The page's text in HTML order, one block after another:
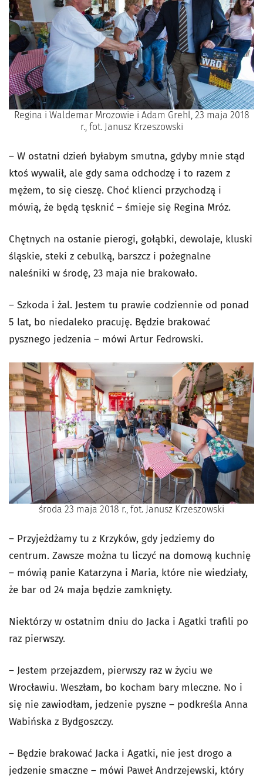
Regina i Waldemar Mrozowie i Adam Grehl, 23 maja 2018
r., fot. Janusz Krzeszowski
– W ostatni dzień byłabym smutna, gdyby mnie stąd
ktoś wywalił, ale gdy sama odchodzę i to razem z
mężem, to się cieszę. Choć klienci przychodzą i
mówią, że będą tęsknić – śmieje się Regina Mróz.
Chętnych na ostanie pierogi, gołąbki, dewolaje, kluski
śląskie, steki z cebulką, barszcz i pożegnalne
naleśniki w środę, 23 maja nie brakowało.
– Szkoda i żal. Jestem tu prawie codziennie od ponad
5 lat, bo niedaleko pracuję. Będzie brakować
pysznego jedzenia – mówi Artur Fedrowski.
środa 23 maja 2018 r., fot. Janusz Krzeszowski
– Przyjeżdżamy tu z Krzyków, gdy jedziemy do
centrum. Zawsze można tu liczyć na domową kuchnię
– mówią panie Katarzyna i Maria, które nie wiedziały,
że bar od 24 maja będzie zamknięty.
Niektórzy w ostatnim dniu do Jacka i Agatki trafili po
raz pierwszy.
– Jestem przejazdem, pierwszy raz w życiu we
Wrocławiu. Weszłam, bo kocham bary mleczne. No i
się nie zawiodłam, jedzenie pyszne – podkreśla Anna
Wabińska z Bydgoszczy.
– Będzie brakować Jacka i Agatki, nie jest drogo a
jedzenie smaczne – mówi Paweł Andrzejewski, który